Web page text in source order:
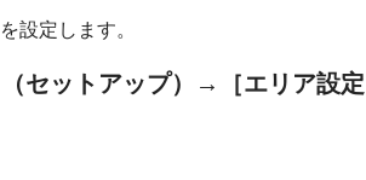
設定します。
（セットアップ）→ ［エリア設定